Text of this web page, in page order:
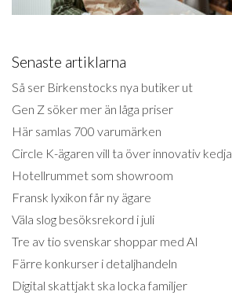
Senaste artiklarna
Så ser Birkenstocks nya butiker ut
Gen Z söker mer än låga priser
Här samlas 700 varumärken
Circle K-ägaren vill ta över innovativ kedja
Hotellrummet som showroom
Fransk lyxikon får ny ägare
Väla slog besöksrekord i juli
Tre av tio svenskar shoppar med AI
Färre konkurser i detaljhandeln
Digital skattjakt ska locka familjer